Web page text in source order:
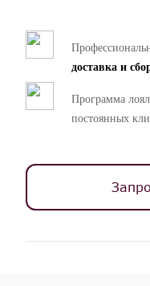
доставка и
Программа
постоянных